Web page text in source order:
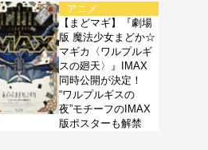
アニメ
【まどマギ】『劇場
版 魔法少女まどか☆
マギカ〈ワルプルギ
スの廻天〉』IMAX
同時公開が決定！
“ワルプルギスの
夜”モチーフのIMAX
版ポスターも解禁